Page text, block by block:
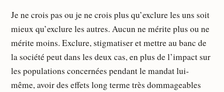
Je ne crois pas ou je ne crois plus qu’exclure les uns soit
mieux qu’exclure les autres. Aucun ne mérite plus ou ne
mérite moins. Exclure, stigmatiser et mettre au banc de
la société peut dans les deux cas, en plus de l’impact sur
les populations concernées pendant le mandat lui-
même, avoir des effets long terme très dommageables